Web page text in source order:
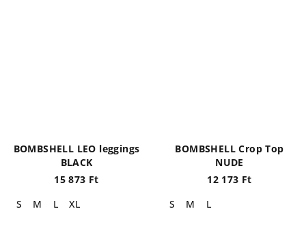
BOMBSHELL LEO leggings
BLACK
15 873 Ft
S
M L XL
BOMBSHELL Crop Top
NUDE
12 173 Ft
S
M L